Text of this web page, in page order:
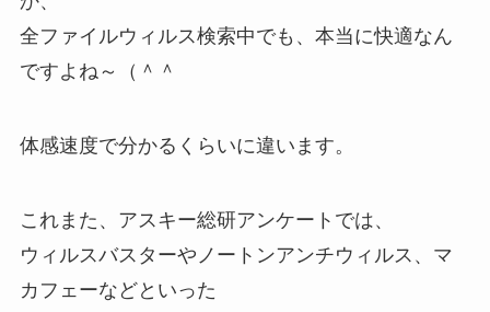
全ファイルウィルス検索中でも、本当に快適なん
ですよね～（＾＾
体感速度で分かるくらいに違います。
これまた、アスキー総研アンケートでは、
ウィルスバスターやノートンアンチウィルス、マ
カフェーなどといった